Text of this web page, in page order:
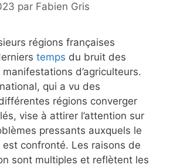
par Fabien Gris
régions françaises
temps du bruit des
d’agriculteurs.
qui a vu des
régions converger
vise à attirer l’attention sur
pressants auxquels le
confronté. Les raisons de
sont multiples et reflètent les